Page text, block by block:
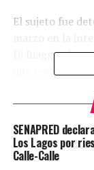
El sujeto fue
marzo en la
Di Biaggio,
que realizaba
control, los
total de 25,18
flagrancia.
SENAPRED
Los Lagos por
Calle-Calle